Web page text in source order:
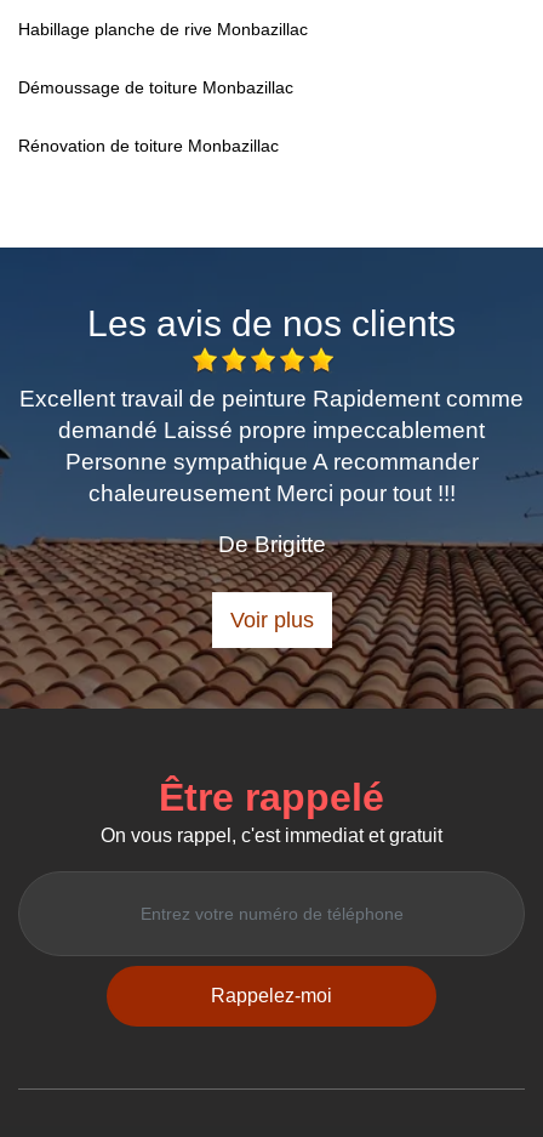
Habillage planche de rive Monbazillac
Démoussage de toiture Monbazillac
Rénovation de toiture Monbazillac
Les avis de nos clients
Excellent travail de peinture Rapidement comme
demandé Laissé propre impeccablement
Personne sympathique A recommander
chaleureusement Merci pour tout !!!
De Brigitte
Voir plus
Être rappelé
On vous rappel, c'est immediat et gratuit